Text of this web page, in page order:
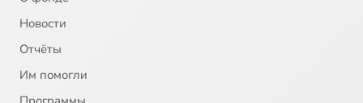
Новости
Отчёты
Им помогли